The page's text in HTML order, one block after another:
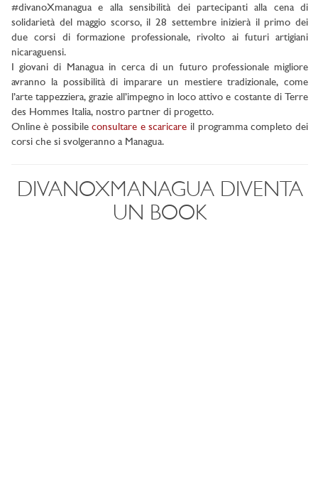
#divanoXmanagua e alla sensibilità dei partecipanti alla cena di
solidarietà del maggio scorso, il 28 settembre inizierà il primo dei
due corsi di formazione professionale, rivolto ai futuri artigiani
nicaraguensi.
I giovani di Managua in cerca di un futuro professionale migliore
avranno la possibilità di imparare un mestiere tradizionale, come
l’arte tappezziera, grazie all’impegno in loco attivo e costante di Terre
des Hommes Italia, nostro partner di progetto.
Online è possibile consultare e scaricare il programma completo dei
corsi che si svolgeranno a Managua.
DIVANOXMANAGUA DIVENTA
UN BOOK